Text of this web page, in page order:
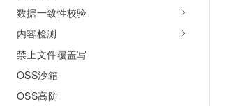
数据一致性校验
内容检测
禁止文件覆盖写
OSS沙箱
OSS高防